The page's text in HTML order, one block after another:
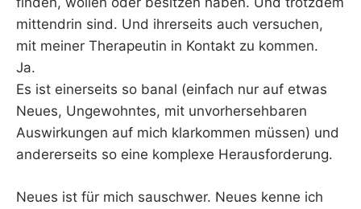
mittendrin sind. Und ihrerseits auch versuchen,
mit meiner Therapeutin in Kontakt zu kommen.
Ja.
Es ist einerseits so banal (einfach nur auf etwas
Neues, Ungewohntes, mit unvorhersehbaren
Auswirkungen auf mich klarkommen müssen) und
andererseits so eine komplexe Herausforderung.
Neues ist für mich sauschwer. Neues kenne ich